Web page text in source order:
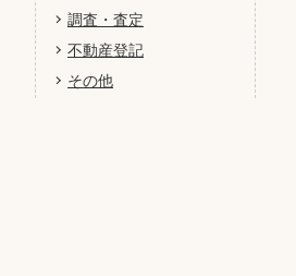
調査・査定
不動産登記
その他